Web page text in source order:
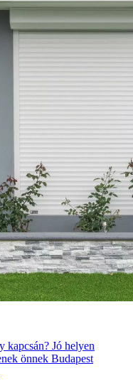
kapcsán? Jó helyen
önnek Budapest